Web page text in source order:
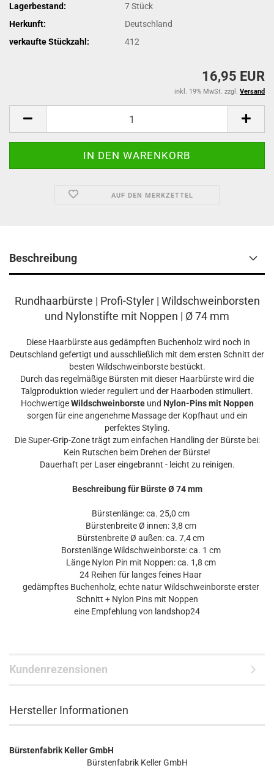
Lagerbestand: 7Stück
Herkunft:
Deutschland
verkaufte Stückzahl:
412
16,95 EUR
inkl. 19% MwSt. zzgl. Versand
AUF DEN MERKZETTEL
Beschreibung
Rundhaarbürste | Profi-Styler | Wildschweinborsten
und Nylonstifte mit Noppen | Ø 74 mm
Diese Haarbürste aus gedämpften Buchenholz wird noch in
Deutschland gefertigt und ausschließlich mit dem ersten Schnitt der
besten Wildschweinborste bestückt.
Durch das regelmäßige Bürsten mit dieser Haarbürste wird die
Talgproduktion wieder reguliert und der Haarboden stimuliert.
HochwertigeWildschweinborste und Nylon-Pins mit Noppen
sorgen für eine angenehme Massage der Kopfhaut und ein
perfektes Styling.
Die Super-Grip-Zone trägt zum einfachen Handling der Bürste bei:
Kein Rutschen beim Drehen der Bürste!
Dauerhaft per Laser eingebrannt - leicht zu reinigen.
Beschreibung für Bürste Ø 74 mm
Bürstenlänge: ca. 25,0 cm
Bürstenbreite Ø innen: 3,8 cm
Bürstenbreite Ø außen: ca. 7,4 cm
Borstenlänge Wildschweinborste: ca. 1 cm
Länge Nylon Pin mit Noppen: ca. 1,8 cm
24 Reihen für langes feines Haar
gedämpftes Buchenholz, echte natur Wildschweinborste erster
Schnitt + Nylon Pins mit Noppen
eine Empfehlung von landshop24
Kundenrezensionen
Hersteller Informationen
Bürstenfabrik Keller GmbH
Bürstenfabrik Keller GmbH